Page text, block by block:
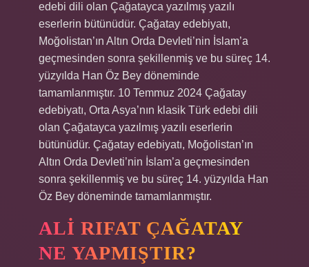
edebi dili olan Çağatayca yazılmış yazılı
eserlerin bütünüdür. Çağatay edebiyatı,
Moğolistan’ın Altın Orda Devleti’nin İslam’a
geçmesinden sonra şekillenmiş ve bu süreç 14.
yüzyılda Han Öz Bey döneminde
tamamlanmıştır. 10 Temmuz 2024 Çağatay
edebiyatı, Orta Asya’nın klasik Türk edebi dili
olan Çağatayca yazılmış yazılı eserlerin
bütünüdür. Çağatay edebiyatı, Moğolistan’ın
Altın Orda Devleti’nin İslam’a geçmesinden
sonra şekillenmiş ve bu süreç 14. yüzyılda Han
Öz Bey döneminde tamamlanmıştır.
ALI RIFAT ÇAĞATAY
NE YAPMIŞTIR?